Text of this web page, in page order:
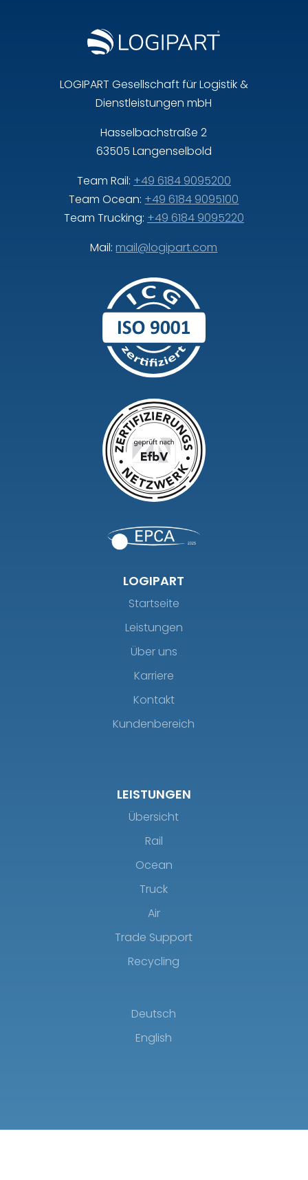
LOGIPART Gesellschaft für Logistik &
Dienstleistungen mbH
Hasselbachstraße 2
63505 Langenselbold
Team Rail: +49 6184 9095200
Team Ocean: +49 6184 9095100
Team Trucking: +49 6184 9095220
Mail: mail@logipart.com
LOGIPART
Startseite
Leistungen
Über uns
Karriere
Kontakt
Kundenbereich
LEISTUNGEN
Übersicht
Rail
Ocean
Truck
Air
Trade Support
Recycling
Deutsch
English